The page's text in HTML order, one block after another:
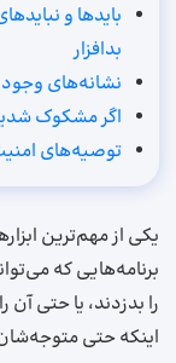
بایدها و
بدافزار
نشانه‌های
اگر مشکوک
توصیه‌های امنیت
یکی از مهم‌ترین
برنامه‌هایی که
را بدزدند، یا حتی آن
اینکه حتی